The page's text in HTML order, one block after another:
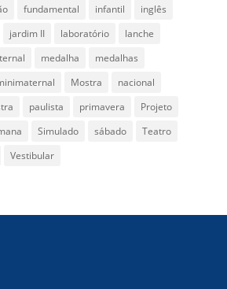
fundamental infantil
inglês
jardim II laboratório
lanche
medalha
medalhas
Mostra
nacional
paulista primavera
Projeto
Simulado sábado
Teatro
Vestibular